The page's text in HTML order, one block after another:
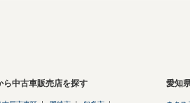
ら中古車販売店を探す 愛知